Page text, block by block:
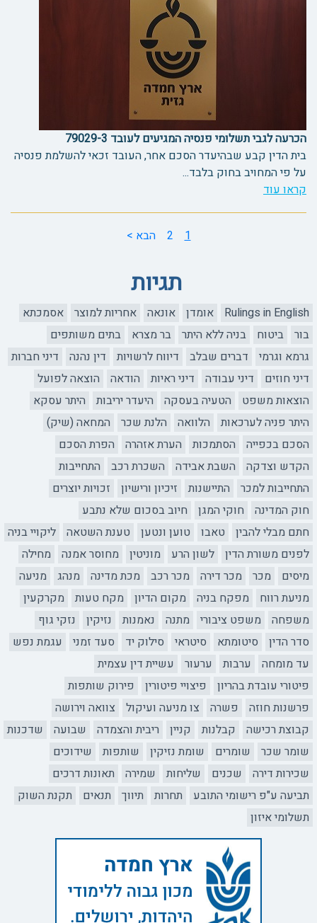
הכרעה לגבי תשלומי פנסיה המגיעים לעובד 79029-3
בית הדין קבע שבהיעדר הסכם אחר, העובד זכאי להשלמת פנסיה
על פי המחויב בחוק בלבד...
קראו עוד
1
2 הבא >
תגיות
Rulings in English אומדן אונאה אחריות למוצר
אסמכתא
בור
ביטוח בניה ללא היתר בר מצרא
בתים משותפים
גרמא וגרמי
דברים שבלב דיווח לרשויות דין נהנה
דיני חברות
דיני חוזים
דיני עבודה דיני ראיות הודאה
הוצאה לפועל
הוצאות משפט
הטעיה בעסקה היעדר יריבות
היתר עסקא
היתר פניה לערכאות
הלוואה הלנת שכר
המחאה (שיק)
הסכם בכפייה
הסתמכות הערת אזהרה
הפרת הסכם
הקדש וצדקה
השבת אבידה השכרת רכב
התחייבות
התחייבות למכר
התיישנות זיכיון ורישיון
זכויות יוצרים
חוק המדינה
חוקי המגן
חיוב בסכום שלא נתבע
חתם מבלי להבין
טאבו טוען ונטען טענת השטאה
ליקויי בניה
לפנים משורת הדין
לשון הרע מוניטין מחוסר אמנה
מחילה
מיסים
מכר מכר דירה מכר רכב מכת מדינה מנהג
מניעה
מניעת רווח
מפקח בניה מקום הדיון מקח טעות
מקרקעין
משפחה
משפט ציבורי מתנה נאמנות נזיקין
נזקי גוף
סדר הדין
סיטומתא סיטראי סילוק יד סעד זמני
עגמת נפש
עד מומחה
ערבות ערעור
עשיית דין עצמית
פיטורי עובדת בהריון
פיצויי פיטורין
פירוק שותפות
פרשנות חוזה
פשרה צו מניעה ועיקול
צוואה וירושה
קבוצת רכישה
קבלנות קניין ריבית והצמדה שבועה
שדכנות
שומר שכר
שומרים שומת נזיקין שותפות
שידוכים
שכירות דירה
שכנים שליחות שמירה
תאונות דרכים
תביעה ע"פ רישומי התובע
תחרות תיווך תנאים
תקנת השוק
תשלומי איזון